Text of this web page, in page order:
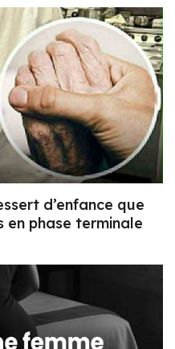
d’enfance que
en phase terminale